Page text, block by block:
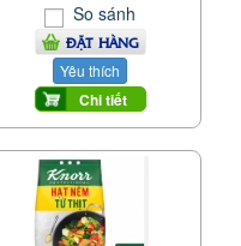
So sánh
ĐẶT HÀNG
Yêu thích
Chi tiết